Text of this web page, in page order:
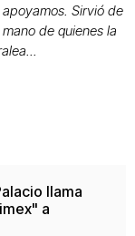
Sirvió de
de quienes la
llama
a